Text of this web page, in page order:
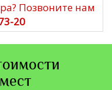
Позвоните нам
20